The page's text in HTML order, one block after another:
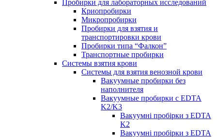
Пробирки для лабораторных исследований
Криопробирки
Микропробирки
Пробирки для взятия и
транспортировки крови
Пробирки типа “Фалкон”
Транспортные пробирки
Системы взятия крови
Системы для взятия венозной крови
Вакуумные пробирки без
наполнителя
Вакуумные пробирки с EDTA
K2/K3
Вакуумні пробірки з EDTA
K2
Вакуумні пробірки з EDTA